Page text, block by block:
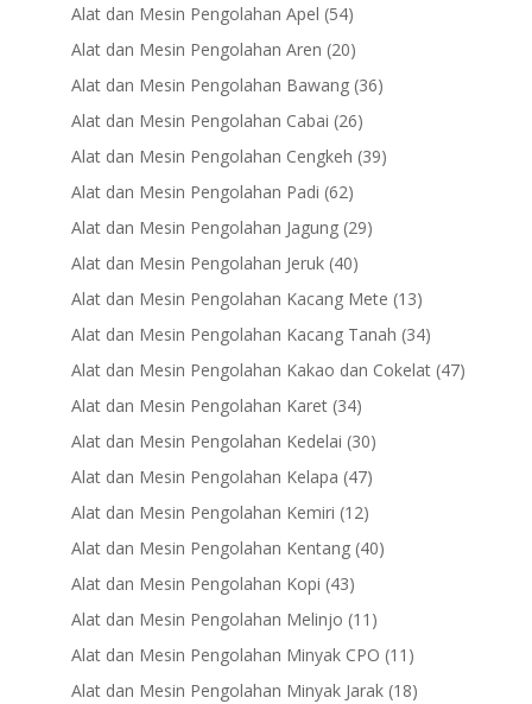
products
Alat dan Mesin Pengolahan Apel 5454
products
Alat dan Mesin Pengolahan Aren 2020
products
Alat dan Mesin Pengolahan Bawang 3636
Alat dan Mesin Pengolahan Cabai 2626
products
Alat dan Mesin Pengolahan Cengkeh 3939
Alat dan Mesin Pengolahan Padi 6262
products
Alat dan Mesin Pengolahan Jagung 2929
Alat dan Mesin Pengolahan Jeruk 4040
products
Alat dan Mesin Pengolahan Kacang Mete 1313
products
Alat dan Mesin Pengolahan Kacang Tanah 3434
products
Alat dan Mesin Pengolahan Kakao dan Cokelat 4747
Alat dan Mesin Pengolahan Karet 3434
products
Alat dan Mesin Pengolahan Kedelai 3030
products
Alat dan Mesin Pengolahan Kelapa 4747
products
Alat dan Mesin Pengolahan Kemiri 1212
products
Alat dan Mesin Pengolahan Kentang 4040
Alat dan Mesin Pengolahan Kopi 4343
products
Alat dan Mesin Pengolahan Melinjo 11 11
products
Alat dan Mesin Pengolahan Minyak CPO 11 11
products
Alat dan Mesin Pengolahan Minyak Jarak 1818